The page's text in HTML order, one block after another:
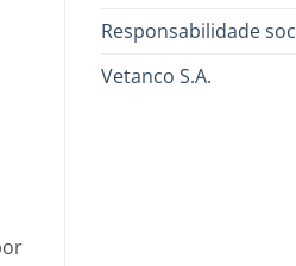
Responsabilidade
Vetanco S.A.